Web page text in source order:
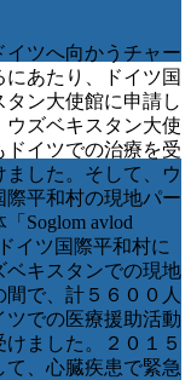
イツへ向かうチャー
あたり、ドイツ国
ン大使館に申請し
ズベキスタン大使
イツでの治療を受
した。そして、ウ
際平和村の現地パー
Soglom avlod
イツ国際平和村に
ベキスタンでの現地
で、計５６００人
での医療援助活動
ました。２０１５
、心臓疾患で緊急